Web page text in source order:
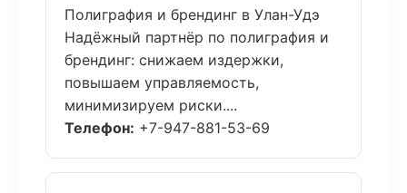
Полиграфия и брендинг в Улан-Удэ
Надёжный партнёр по полиграфия и
брендинг: снижаем издержки,
повышаем управляемость,
минимизируем риски....
Телефон: +7-947-881-53-69